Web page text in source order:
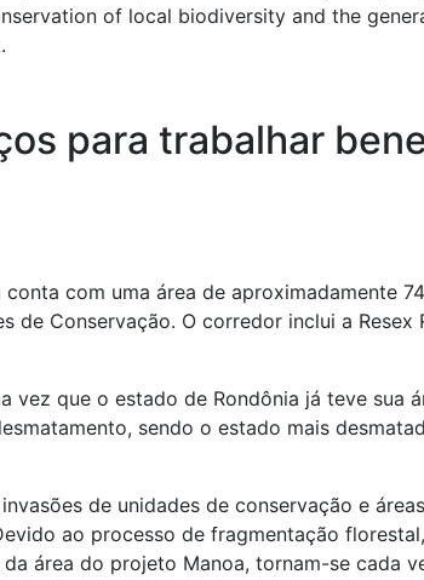
of local biodiversity and the
para trabalhar
com uma área de aproximadamente
Conservação. O corredor inclui a Resex
que o estado de Rondônia já teve sua
sendo o estado mais
de unidades de conservação e
ao processo de fragmentação
área do projeto Manoa, tornam-se cada